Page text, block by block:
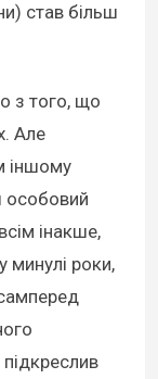
став більш
з того, що
Але
іншому
особовий
інакше,
минулі роки,